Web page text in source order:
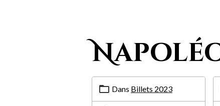
Dans Billets 2023